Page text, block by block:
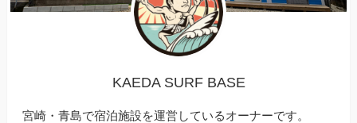
KAEDA SURF BASE
宮崎・青島で宿泊施設を運営しているオーナーです。